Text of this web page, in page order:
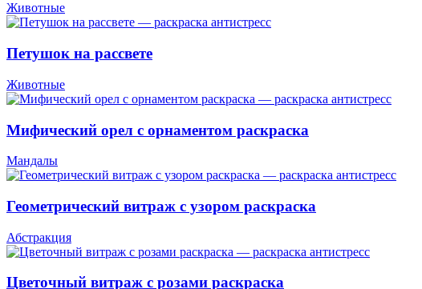
Животные
Петушок на рассвете
Животные
Мифический орел с орнаментом раскраска
Мандалы
Геометрический витраж с узором раскраска
Абстракция
Цветочный витраж с розами раскраска